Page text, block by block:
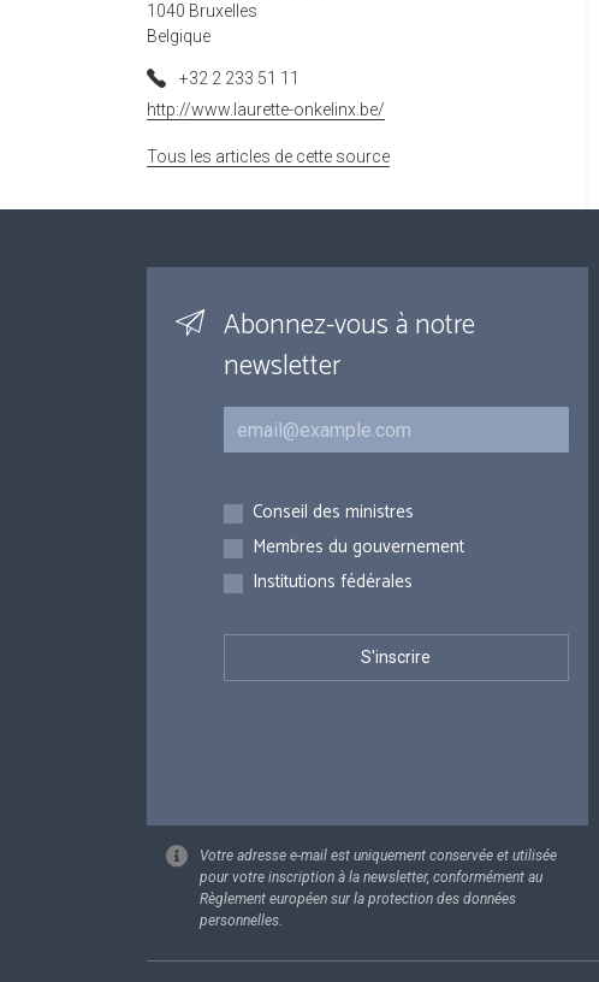
1040 Bruxelles
Belgique
+32 2 233 51 11
http://www.laurette-onkelinx.be/
Tous les articles de cette source
Abonnez-vous à notre
newsletter
Courriel
Inscriptions
Conseil des ministres
Membres du gouvernement
Institutions fédérales
Votre adresse e-mail est uniquement conservée et utilisée
pour votre inscription à la newsletter, conformément au
Règlement européen sur la protection des données
personnelles.